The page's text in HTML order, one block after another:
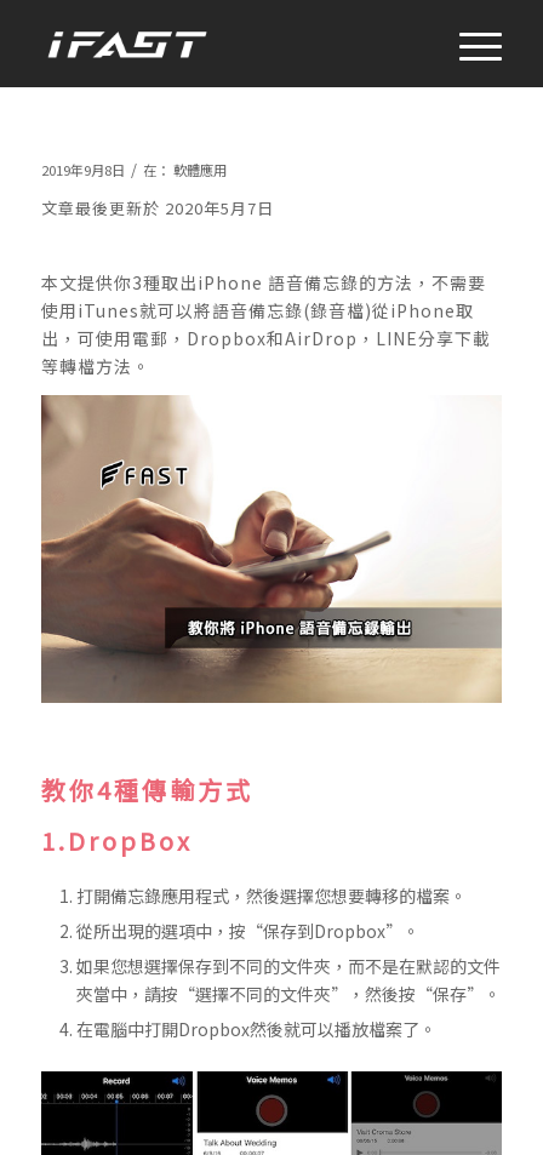
2019年9月8日 / 在： 軟體應用
文章最後更新於 2020年5月7日
本文提供你3種取出iPhone 語音備忘錄的方法，不需要
使用iTunes就可以將語音備忘錄(錄音檔)從iPhone取
出，可使用電郵，Dropbox和AirDrop，LINE分享下載
等轉檔方法。
教你4種傳輸方式
1.DropBox
打開備忘錄應用程式，然後選擇您想要轉移的檔案。
從所出現的選項中，按“保存到Dropbox”。
如果您想選擇保存到不同的文件夾，而不是在默認的文件
夾當中，請按“選擇不同的文件夾”，然後按“保存”。
在電腦中打開Dropbox然後就可以播放檔案了。